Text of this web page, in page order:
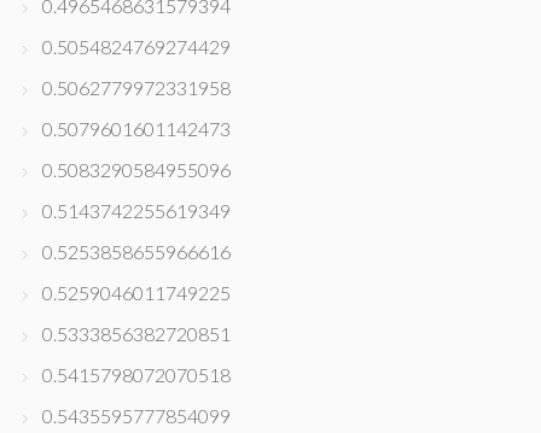
0.4965468631579394
0.5054824769274429
0.5062779972331958
0.5079601601142473
0.5083290584955096
0.5143742255619349
0.5253858655966616
0.5259046011749225
0.5333856382720851
0.5415798072070518
0.5435595777854099